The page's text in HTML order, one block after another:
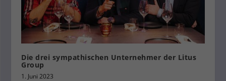
Die drei sympathischen Unternehmer der Litus
Group
1. Juni 2023